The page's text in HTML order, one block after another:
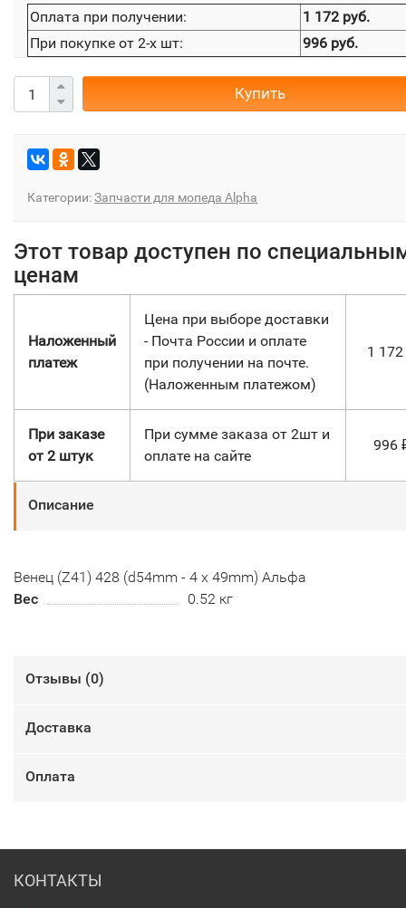
Оплата при получении:
1 172 руб.
При покупке от 2-х шт:
996 руб.
Купить
Категории:Запчасти для мопеда Alpha
Этот товар доступен по
ценам
Наложенный
платеж
Цена при выборе доставки
- Почта России и оплате
при получении на почте.
(Наложенным платежом)
1 172
При заказе
от 2 штук
При сумме заказа от 2шт и
оплате на сайте
996
Описание
Венец (Z41) 428 (d54mm - 4 x 49mm) Альфа
Вес
0.52 кг
Отзывы (0)
Доставка
Оплата
КОНТАКТЫ